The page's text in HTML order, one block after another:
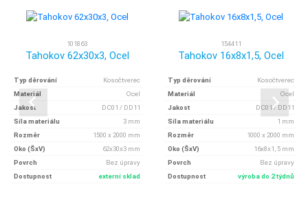
101863
Tahokov 62x30x3, Ocel
Typ děrování
Kosočtverec
Materiál
Ocel
Jakost
DC01 / DD11
Síla materiálu
3 mm
Rozměr
1500 x 2000 mm
Oko (ŠxV)
62x30x3 mm
Povrch
Bez úpravy
Dostupnost
externí sklad
154411
Tahokov 16x8x1,5, Ocel
Typ děrování
Kosočtverec
Materiál
Ocel
Jakost
DC01 / DD11
Síla materiálu
1 mm
Rozměr
1000 x 2000 mm
Oko (ŠxV)
16x8x1, 5 mm
Povrch
Bez úpravy
Dostupnost
výroba do 2 týdnů